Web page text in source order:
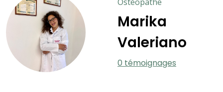
Marika
Valeriano
0 témoignages